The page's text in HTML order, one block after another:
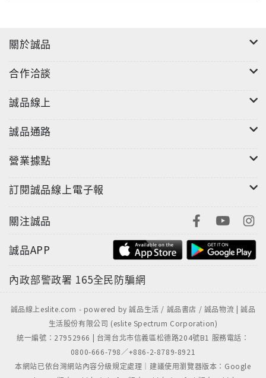
關於誠品
合作洽談
誠品線上
誠品通路
營業據點
訂閱誠品線上電子報
關注誠品
誠品APP
內政部警政署 165全民防騙網
誠品線上eslite.com - powered by 誠品生活 / 誠品書店 / 誠品物流 | 誠品
生活股份有限公司 (eslite Spectrum Corporation)
統一編號：27952966 | 台灣台北市信義區松德路204號B1 服務電話：
0800-666-798／+886-2-8789-8921
本網站已依台灣網站內容分級規定處理｜建議使用瀏覽器版本：Google